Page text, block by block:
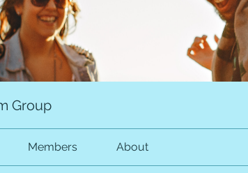
Group
Members About